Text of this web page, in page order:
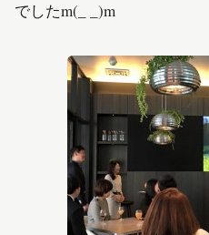
でしたm(_ _)m